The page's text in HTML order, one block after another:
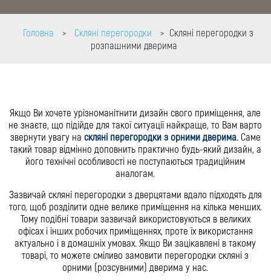
Головна > Скляні перегородки > Скляні перегородки з
розпашними дверима
Якщо Ви хочете урізноманітнити дизайн свого приміщення, але
не знаєте, що підійде для такої ситуації найкраще, то Вам варто
звернути увагу на скляні перегородки з орними дверима. Саме
такий товар відмінно доповнить практично будь-який дизайн, а
його технічні особливості не поступаються традиційним
аналогам.
Зазвичай скляні перегородки з дверцятами вдало підходять для
того, щоб розділити одне велике приміщення на кілька менших.
Тому подібні товари зазвичай використовуються в великих
офісах і інших робочих приміщеннях, проте їх використання
актуально і в домашніх умовах. Якщо Ви зацікавлені в такому
товарі, то можете сміливо замовити перегородки скляні з
орними (розсувними) дверима у нас.